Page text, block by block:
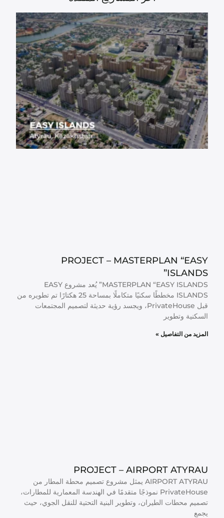
PROJECT – MASTERPLAN “EASY
ISLANDS”​
MASTERPLAN “EASY ISLANDS”​ يُعد مشروع EASY
ISLANDS مخططًا سكنيًا متكاملًا بمساحة 25 هكتارًا تم تطويره من
قبل PrivateHouse، ويجسد رؤية حديثة لتصميم المجتمعات
السكنية وتطوير
المزيد من التفاصيل »
PROJECT – AIRPORT ATYRAU
AIRPORT ATYRAU يمثل مشروع تصميم محطة المطار من
PrivateHouse نموذجًا متقدمًا في الهندسة المعمارية للمطارات،
تصميم محطات الطيران، وتطوير البنية التحتية للنقل الجوي، حيث
يجمع